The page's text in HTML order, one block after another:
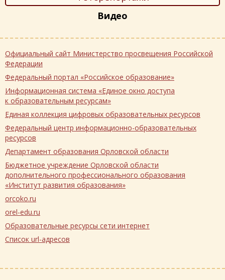
Видео
Официальный сайт Министерство просвещения Российской
Федерации
Федеральный портал «Российское образование»
Информационная система «Единое окно доступа
к образовательным ресурсам»
Единая коллекция цифровых образовательных ресурсов
Федеральный центр информационно-образовательных
ресурсов
Департамент образования Орловской области
Бюджетное учреждение Орловской области
дополнительного профессионального образования
«Институт развития образования»
orcoko.ru
orel-edu.ru
Образовательные ресурсы сети интернет
Список url-адресов